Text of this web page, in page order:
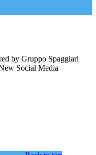
by Gruppo Spaggiari
Social Media